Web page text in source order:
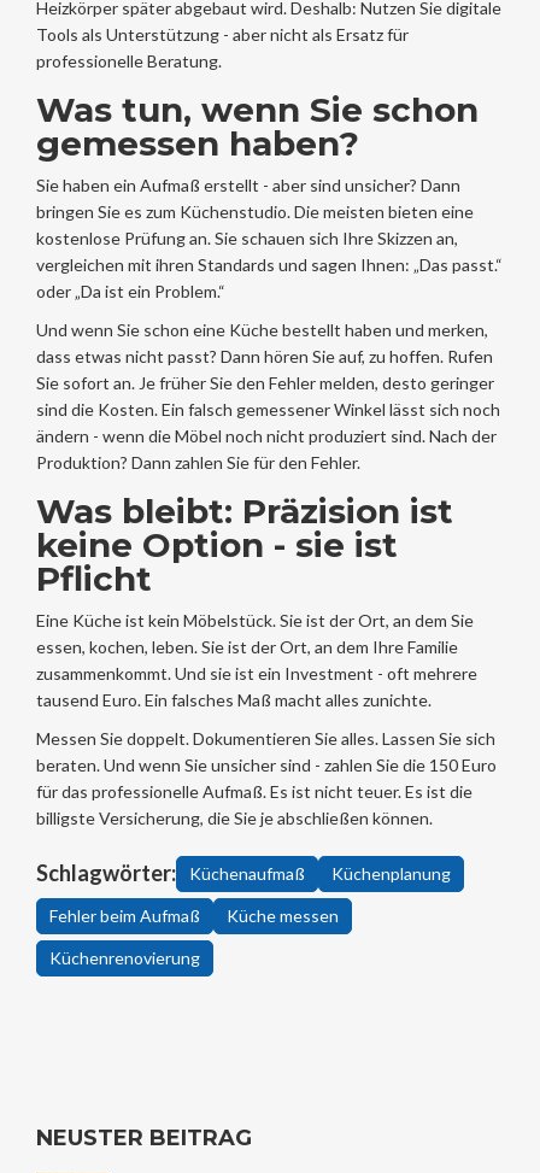
Heizkörper später abgebaut wird. Deshalb: Nutzen Sie digitale
Tools als Unterstützung - aber nicht als Ersatz für
professionelle Beratung.
Was tun, wenn Sie schon
gemessen haben?
Sie haben ein Aufmaß erstellt - aber sind unsicher? Dann
bringen Sie es zum Küchenstudio. Die meisten bieten eine
kostenlose Prüfung an. Sie schauen sich Ihre Skizzen an,
vergleichen mit ihren Standards und sagen Ihnen: „Das passt.“
oder „Da ist ein Problem.“
Und wenn Sie schon eine Küche bestellt haben und merken,
dass etwas nicht passt? Dann hören Sie auf, zu hoffen. Rufen
Sie sofort an. Je früher Sie den Fehler melden, desto geringer
sind die Kosten. Ein falsch gemessener Winkel lässt sich noch
ändern - wenn die Möbel noch nicht produziert sind. Nach der
Produktion? Dann zahlen Sie für den Fehler.
Was bleibt: Präzision ist
keine Option - sie ist
Pflicht
Eine Küche ist kein Möbelstück. Sie ist der Ort, an dem Sie
essen, kochen, leben. Sie ist der Ort, an dem Ihre Familie
zusammenkommt. Und sie ist ein Investment - oft mehrere
tausend Euro. Ein falsches Maß macht alles zunichte.
Messen Sie doppelt. Dokumentieren Sie alles. Lassen Sie sich
beraten. Und wenn Sie unsicher sind - zahlen Sie die 150 Euro
für das professionelle Aufmaß. Es ist nicht teuer. Es ist die
billigste Versicherung, die Sie je abschließen können.
Schlagwörter: Küchenaufmaß Küchenplanung
Fehler beim Aufmaß Küche messen
Küchenrenovierung
NEUSTER BEITRAG